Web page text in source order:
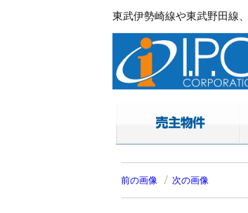
東武伊勢崎線や東武野田線
春日部・越谷・草加の不動
東武伊勢崎線や東武野田
前の画像 次の画像